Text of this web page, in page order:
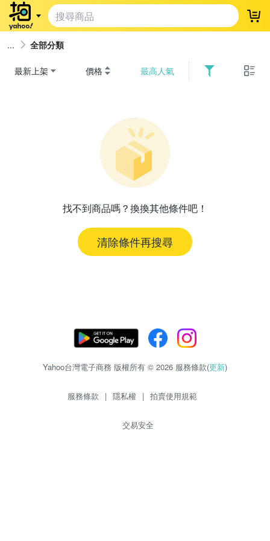
登
全部分類
最新上架 價格 最高人氣
找不到商品嗎？換換其他條件吧！
清除條件再搜尋
Yahoo台灣電子商務 版權所有 © 2026 服務條款(更新)
服務條款 | 隱私權 | 拍賣使用規範
交易安全